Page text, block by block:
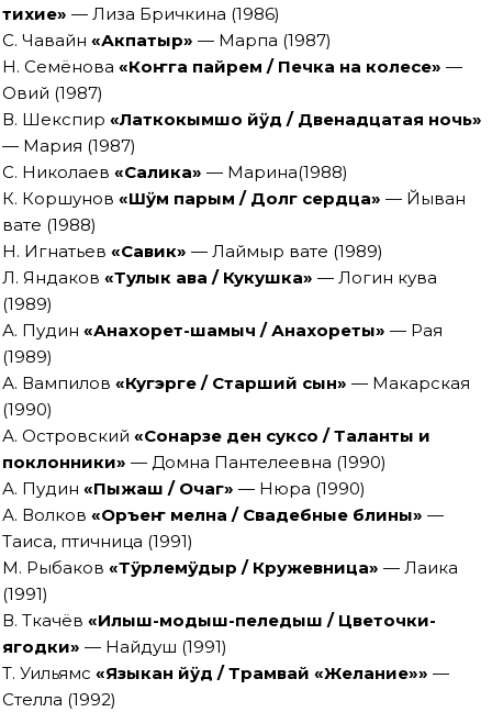
тихие» — Лиза Бричкина (1986)
С. Чавайн «Акпатыр» — Марпа (1987)
Н. Семёнова «Коҥга пайрем / Печка на колесе» —
Овий (1987)
В. Шекспир «Латкокымшо йӱд / Двенадцатая ночь»
— Мария (1987)
С. Николаев «Салика» — Марина(1988)
К. Коршунов «Шӱм парым / Долг сердца» — Йыван
вате (1988)
Н. Игнатьев «Савик» — Лаймыр вате (1989)
Л. Яндаков «Тулык ава / Кукушка» — Логин кува
(1989)
А. Пудин «Анахорет-шамыч / Анахореты» — Рая
(1989)
А. Вампилов «Кугэрге / Старший сын» — Макарская
(1990)
А. Островский «Сонарзе ден суксо / Таланты и
поклонники» — Домна Пантелеевна (1990)
А. Пудин «Пыжаш / Очаг» — Нюра (1990)
А. Волков «Оръеҥ мелна / Свадебные блины» —
Таиса, птичница (1991)
М. Рыбаков «Тÿрлемÿдыр / Кружевница» — Лаика
(1991)
В. Ткачёв «Илыш-модыш-пеледыш / Цветочки-
ягодки» — Найдуш (1991)
Т. Уильямс «Языкан йӱд / Трамвай «Желание»» —
Стелла (1992)